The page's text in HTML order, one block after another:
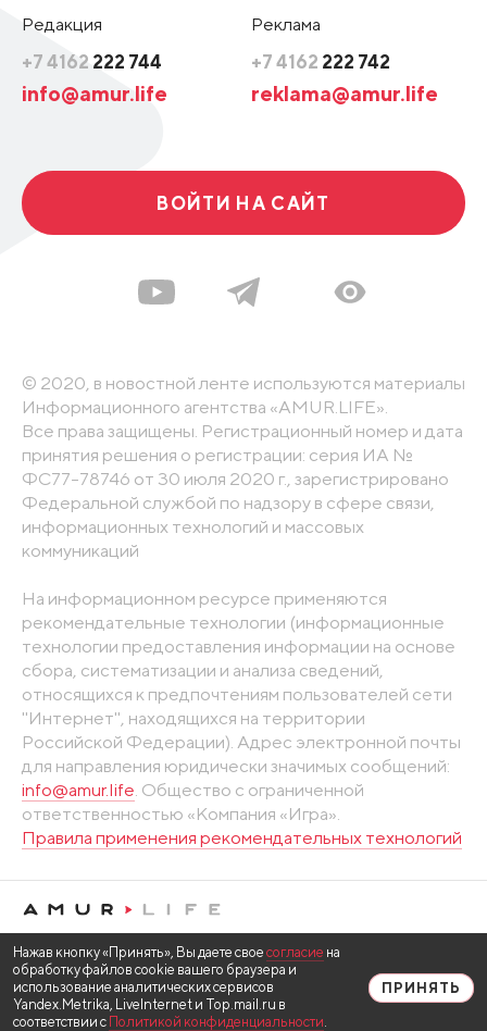
Редакция
+7 4162 222 744
info@amur.life
Реклама
+7 4162 222 742
reklama@amur.life
ВОЙТИ НА САЙТ
© 2020, в новостной ленте используются материалы
Информационного агентства «AMUR.LIFE».
Все права защищены. Регистрационный номер и дата
принятия решения о регистрации: серия ИА №
ФС77-78746 от 30 июля 2020 г., зарегистрировано
Федеральной службой по надзору в сфере связи,
информационных технологий и массовых
коммуникаций
На информационном ресурсе применяются
рекомендательные технологии (информационные
технологии предоставления информации на основе
сбора, систематизации и анализа сведений,
относящихся к предпочтениям пользователей сети
"Интернет", находящихся на территории
Российской Федерации). Адрес электронной почты
для направления юридически значимых сообщений:
info@amur.life . Общество с ограниченной
ответственностью «Компания «Игра».
Правила применения рекомендательных технологий
Нажав кнопку «Принять», Вы даете свое согласие на
обработку файлов cookie вашего браузера и
использование аналитических сервисов
Yandex.Metrika, LiveInternet и Top.mail.ru в
соответствии с Политикой конфиденциальности.
ПРИНЯТЬ